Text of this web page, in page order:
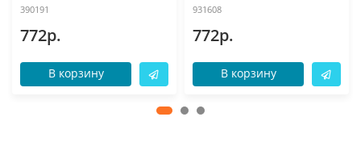
390191
772р.
В корзину
931608
772р.
В корзину